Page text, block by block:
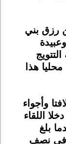
رزق بني
هذا
وأجواء
اللقاء
بلغ
في نصف